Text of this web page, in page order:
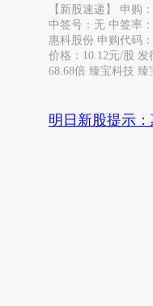
【新股速递】 申购
中签号：无 中签率
惠科股份 申购代码
价格：10.12元/股 发
68.68倍 臻宝科技 臻
明日新股提示